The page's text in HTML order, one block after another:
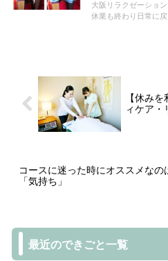
大阪リラクゼーショ
休業も終わり日常に
【休み
ィケア・
コースに迷った時にオススメなの
「気持ち」
最近のできごと一覧